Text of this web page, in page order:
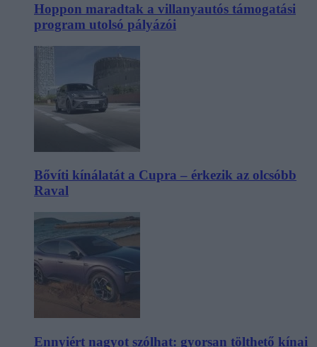
Hoppon maradtak a villanyautós támogatási
program utolsó pályázói
Bővíti kínálatát a Cupra – érkezik az olcsóbb
Raval
Ennyiért nagyot szólhat: gyorsan tölthető kínai